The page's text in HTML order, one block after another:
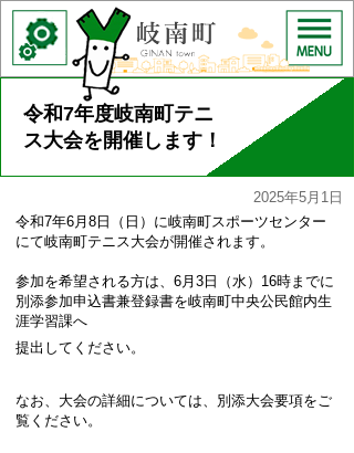
令和7年度岐南町テニ
ス大会を開催します！
2025年5月1日
令和7年6月8日（日）に岐南町スポーツセンター
にて岐南町テニス大会が開催されます。
参加を希望される方は、6月3日（水）16時までに
別添参加申込書兼登録書を岐南町中央公民館内生
涯学習課へ
提出してください。
なお、大会の詳細については、別添大会要項をご
覧ください。